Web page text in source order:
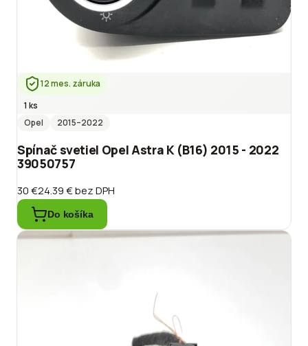
12 mes. záruka
1 ks
Opel
2015–2022
Spínač svetiel Opel Astra K (B16) 2015 - 2022
39050757
30 €24.39 €bez DPH
Do košíka